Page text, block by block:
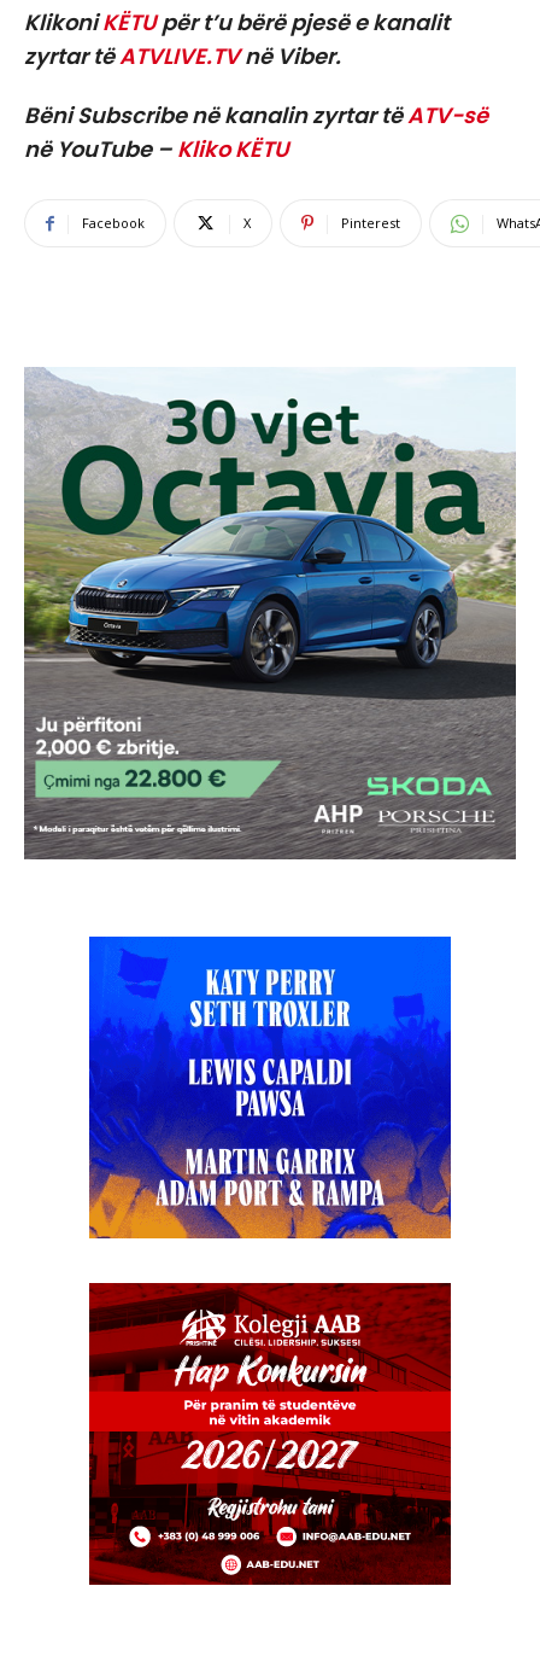
KlikoniKËTUpër t’u bërë pjesë e kanalit
zyrtar tëATVLIVE.TVnë Viber.
Bëni Subscribe në kanalin zyrtar tëATV-së
në YouTube – Kliko KËTU
Facebook X Pinterest